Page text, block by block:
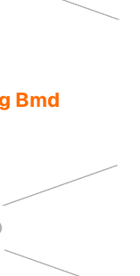
Bmd